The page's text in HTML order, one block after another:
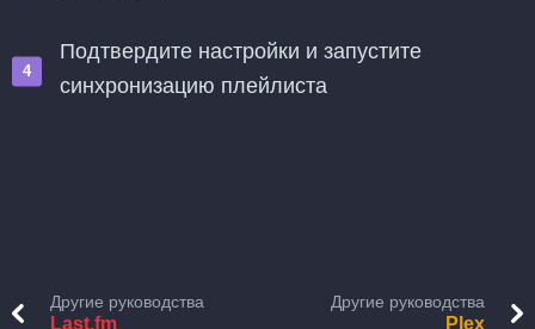
Подтвердите настройки и запустите
синхронизацию плейлиста
Другие руководства
Last.fm
Другие руководства
Plex